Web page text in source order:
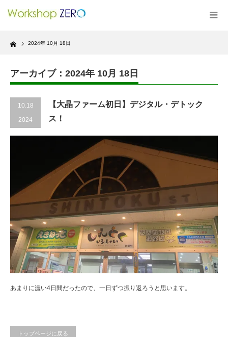
Home 2024年 10月 18日
アーカイブ：2024年 10月 18日
10.18
2024
【大晶ファーム初日】デジタル・デトック
ス！
あまりに濃い4日間だったので、一日ずつ振り返ろうと思います。
トップページに戻る